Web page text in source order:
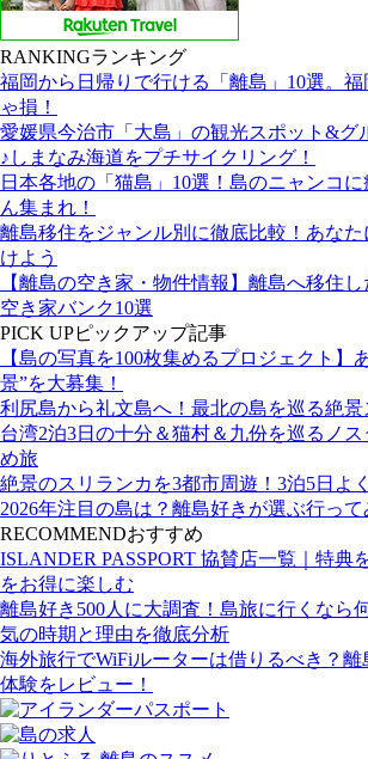
RANKINGランキング
福岡から日帰りで行ける「離島」10選。
ゃ損！
愛媛県今治市「大島」の観光スポット&グ
♪しまなみ海道をプチサイクリング！
日本各地の「猫島」10選！島のニャンコ
ん集まれ！
離島移住をジャンル別に徹底比較！あな
けよう
【離島の空き家・物件情報】離島へ移住
空き家バンク10選
PICK UPピックアップ記事
【島の写真を100枚集めるプロジェクト】
景”を大募集！
利尻島から礼文島へ！最北の島を巡る絶
台湾2泊3日の十分＆猫村＆九份を巡るノ
め旅
絶景のスリランカを3都市周遊！3泊5日よ
2026年注目の島は？離島好きが選ぶ行っ
RECOMMENDおすすめ
ISLANDER PASSPORT 協賛店一覧｜特典
をお得に楽しむ
離島好き500人に大調査！島旅に行くなら
気の時期と理由を徹底分析
海外旅行でWiFiルーターは借りるべき？
体験をレビュー！